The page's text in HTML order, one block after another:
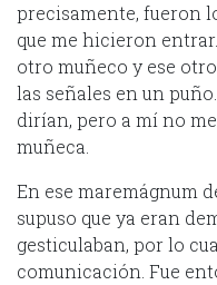
precisamente, fueron
que me hicieron
otro muñeco y ese
las señales en un
dirían, pero a mí no
muñeca.
En ese maremágnum
supuso que ya eran
gesticulaban, por lo
comunicación. Fue